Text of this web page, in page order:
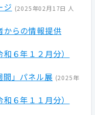
ジ (2025年02月17日 人
からの情報提供
６年１２月分）
間」パネル展 (2025年
６年１１月分）